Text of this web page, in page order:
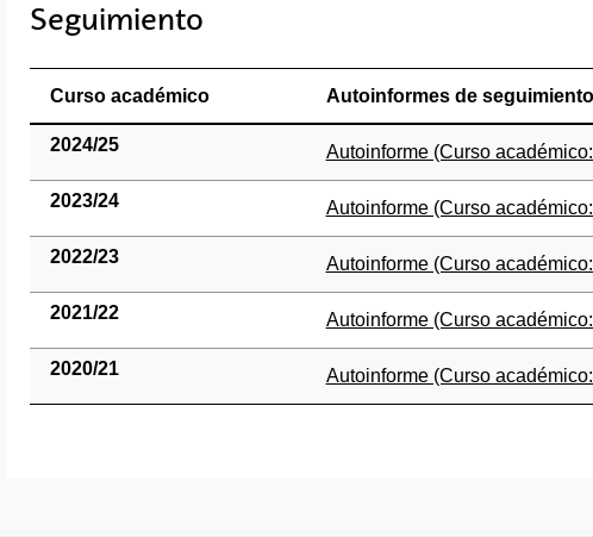
Seguimiento
Curso académico Autoinformes de seguimiento
2024/25 (Abre una nueva ventana)
Autoinforme (Curso
2023/24 (Abre una nueva ventana)
Autoinforme (Curso
2022/23 (Abre una nueva ventana)
Autoinforme (Curso
2021/22 (Abre una nueva ventana)
Autoinforme (Curso
2020/21 (Abre una nueva ventana)
Autoinforme (Curso